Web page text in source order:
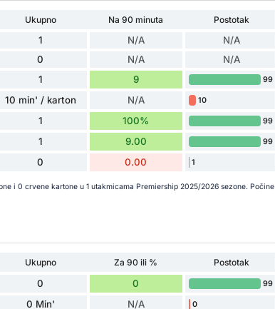
Ukupno Na 90 minuta
Postotak
1 N/A N/A
0 N/A N/A
1 9 99
10 min' / karton N/A 10
1 100% 99
1 9.00 99
0 0.00 1
i 0 crvene kartone u 1 utakmicama Premiership 2025/2026 sezone. Počine
Ukupno Za 90 ili %
Postotak
0 0 99
0 Min' N/A 0